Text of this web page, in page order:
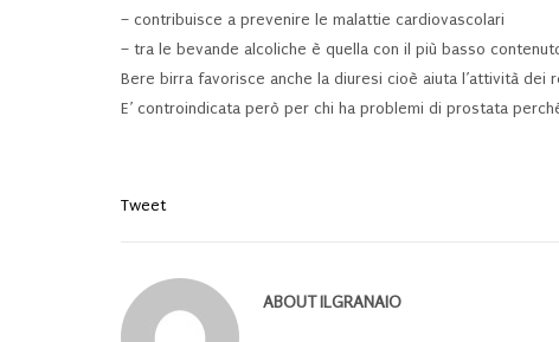
– contribuisce a prevenire le malattie cardiovascolari
– tra le bevande alcoliche è quella con il più basso
Bere birra favorisce anche la diuresi cioè aiuta l’attività dei
E’ controindicata però per chi ha problemi di prostata
Tweet
ABOUTILGRANAIO